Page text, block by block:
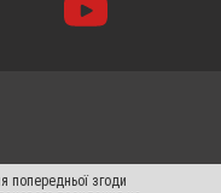
попередньої згоди